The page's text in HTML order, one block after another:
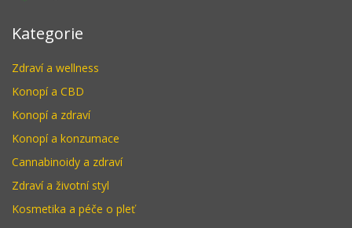
Kategorie
Zdraví a wellness
Konopí a CBD
Konopí a zdraví
Konopí a konzumace
Cannabinoidy a zdraví
Zdraví a životní styl
Kosmetika a péče o pleť